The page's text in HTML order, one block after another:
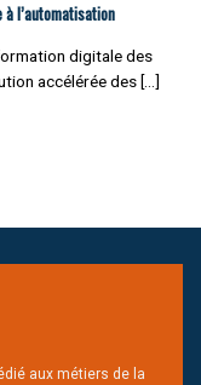
l’automatisation
digitale des
accélérée des [...]
aux métiers de la